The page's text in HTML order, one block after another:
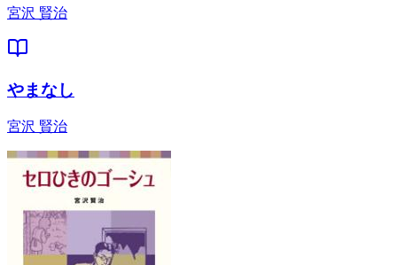
宮沢 賢治
やまなし
宮沢 賢治